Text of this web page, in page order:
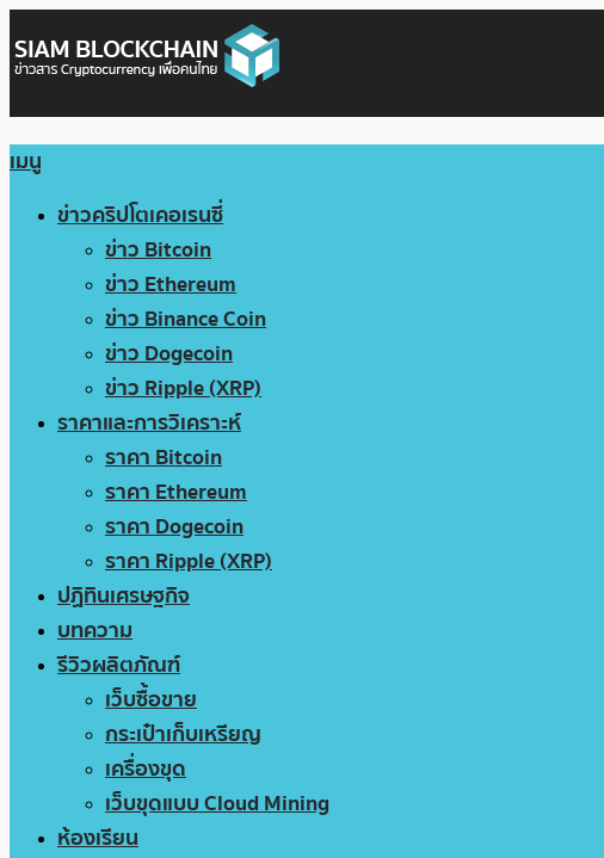
เมนู
ข่าวคริปโตเคอเรนซี่
ข่าว Bitcoin
ข่าว Ethereum
ข่าว Binance Coin
ข่าว Dogecoin
ข่าว Ripple (XRP)
ราคาและการวิเคราะห์
ราคา Bitcoin
ราคา Ethereum
ราคา Dogecoin
ราคา Ripple (XRP)
ปฏิทินเศรษฐกิจ
บทความ
รีวิวผลิตภัณฑ์
เว็บซื้อขาย
กระเป๋าเก็บเหรียญ
เครื่องขุด
เว็บขุดแบบ Cloud Mining
ห้องเรียน